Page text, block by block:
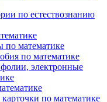
по естествознанию
по математике
по математике
электронные
по математике